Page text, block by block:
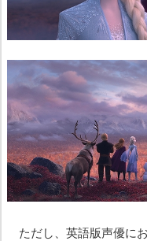
ただし、英語版声優に